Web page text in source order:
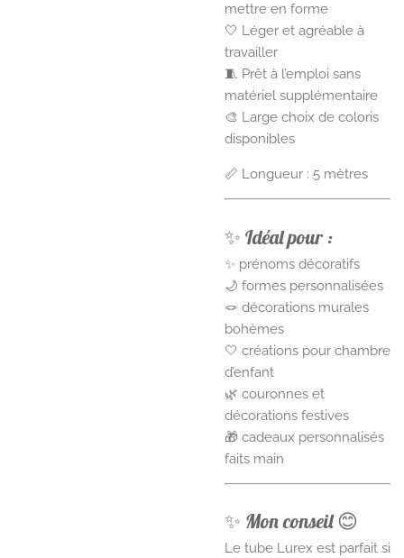
mettre en forme
🤍 Léger et agréable à
travailler
🧵 Prêt à l’emploi sans
matériel supplémentaire
🎨 Large choix de coloris
disponibles
📏 Longueur : 5 mètres
✨ Idéal pour :
✨ prénoms décoratifs
🌙 formes personnalisées
🪢 décorations murales
bohèmes
🤍 créations pour chambre
d’enfant
🌿 couronnes et
décorations festives
🎁 cadeaux personnalisés
faits main
✨ Mon conseil 😊
Le tube Lurex est parfait si